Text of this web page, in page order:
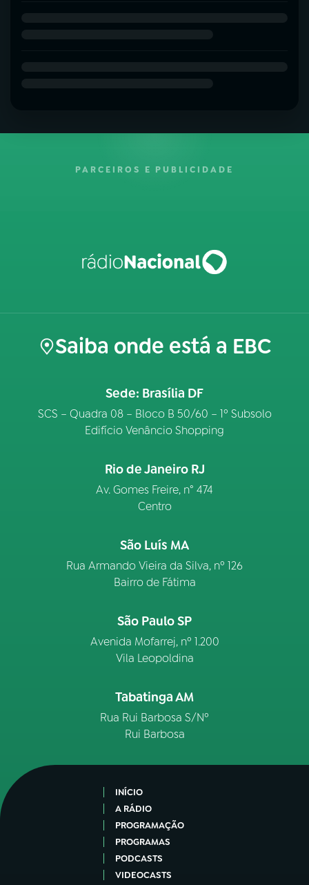
PARCEIROS E PUBLICIDADE
Saiba onde está a EBC
Sede: Brasília DF
SCS – Quadra 08 – Bloco B 50/60 – 1º Subsolo
Edifício Venâncio Shopping
Rio de Janeiro RJ
Av. Gomes Freire, n° 474
Centro
São Luís MA
Rua Armando Vieira da Silva, nº 126
Bairro de Fátima
São Paulo SP
Avenida Mofarrej, nº 1.200
Vila Leopoldina
Tabatinga AM
Rua Rui Barbosa S/Nº
Rui Barbosa
INÍCIO
A RÁDIO
PROGRAMAÇÃO
PROGRAMAS
PODCASTS
VIDEOCASTS